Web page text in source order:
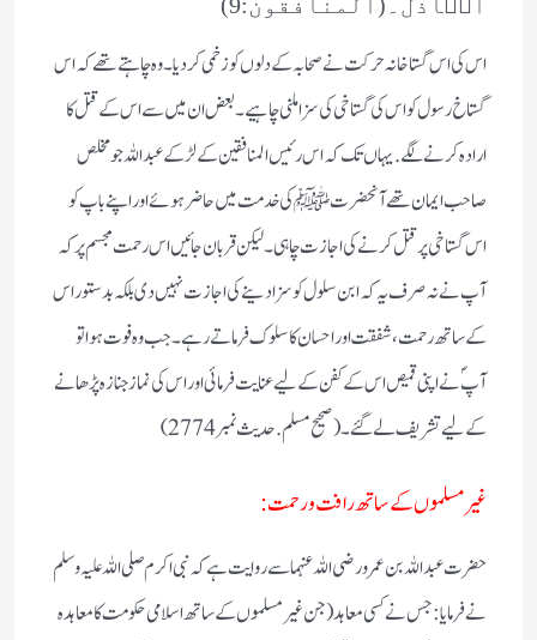
اس کی اس گستاخانہ حرکت نے صحابہ کے دلوں کو زخمی کر دیا۔ وہ چاہتے تھے کہ اس
گستاخ رسول کو اس کی گستاخی کی سزا ملنی چاہیے۔ بعض ان میں سے اس کے قتل کا
ارادہ کرنے لگے. یہاں تک کہ اس رئيس المنافقین کے لڑکے عبداللہ جو مخلص
صاحب ایمان تھے آنحضرت ﷺ کی خدمت میں حاضر ہوئے اور اپنے باپ کو
اس گستاخی پر قتل کرنے کی اجازت چاہی۔ لیکن قربان جائیں اس رحمت مجسم پر کہ
آپ نے نہ صرف یہ کہ ابن سلول کو سز ا دینے کی اجازت نہیں دی بلکہ بدستور اس
کے ساتھ رحمت، شفقت اور احسان کا سلوک فرماتے رہے۔ جب وہ فوت ہوا تو
آپؐ نے اپنی قمیص اس کے کفن کے لیے عنایت فرمائی اور اس کی نماز جنازہ پڑھانے
کے لیے تشریف لے گئے۔ (صحیح مسلم. حدیث نمبر 2774)
غیر مسلموں کے ساتھ رافت و رحمت :
حضرت عبد اللہ بن عمرو رضی اللہ عنہما سے روایت ہے کہ نبی اکرم صلی اللہ علیہ وسلم
نے فرمایا: جس نے کسی معاہد (جن غیر مسلموں کے ساتھ اسلامی حکومت کا معاہدہ